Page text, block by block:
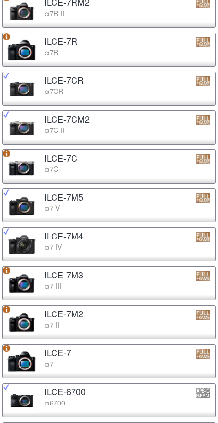
α7R II
ILCE-7R
α7R
ILCE-7CR
α7CR
ILCE-7CM2
α7C II
ILCE-7C
α7C
ILCE-7M5
α7 V
ILCE-7M4
α7 IV
ILCE-7M3
α7 III
ILCE-7M2
α7 II
ILCE-7
α7
ILCE-6700
α6700